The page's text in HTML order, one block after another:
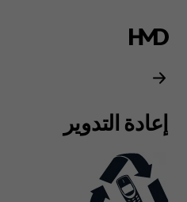
دليل
مستخدم
Nokia
G21
إعادة التدوير